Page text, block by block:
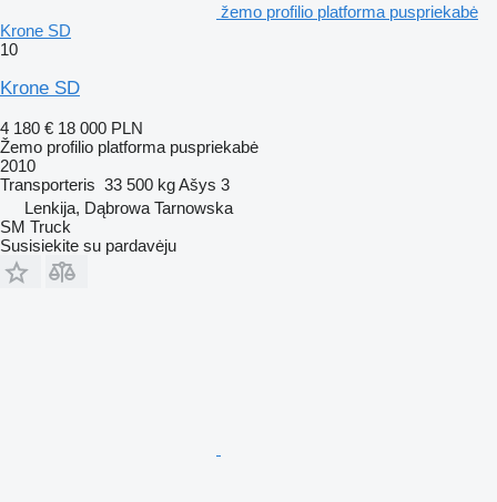
žemo profilio platforma puspriekabė
Krone SD
10
Krone SD
4 180 € 18 000 PLN
Žemo profilio platforma puspriekabė
2010
Transporteris 33 500 kgAšys 3
Lenkija, Dąbrowa Tarnowska
SM Truck
Susisiekite su pardavėju